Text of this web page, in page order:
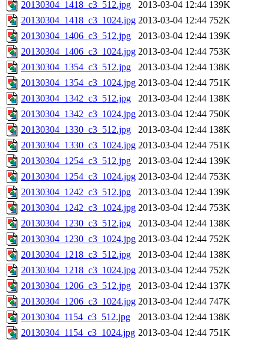
20130304_1418_c3_512.jpg
2013-03-04 12:44 139K
20130304_1418_c3_1024.jpg 2013-03-04 12:44 752K
20130304_1406_c3_512.jpg
2013-03-04 12:44 139K
20130304_1406_c3_1024.jpg 2013-03-04 12:44 753K
20130304_1354_c3_512.jpg
2013-03-04 12:44 138K
20130304_1354_c3_1024.jpg 2013-03-04 12:44 751K
20130304_1342_c3_512.jpg
2013-03-04 12:44 138K
20130304_1342_c3_1024.jpg 2013-03-04 12:44 750K
20130304_1330_c3_512.jpg
2013-03-04 12:44 138K
20130304_1330_c3_1024.jpg 2013-03-04 12:44 751K
20130304_1254_c3_512.jpg
2013-03-04 12:44 139K
20130304_1254_c3_1024.jpg 2013-03-04 12:44 753K
20130304_1242_c3_512.jpg
2013-03-04 12:44 139K
20130304_1242_c3_1024.jpg 2013-03-04 12:44 753K
20130304_1230_c3_512.jpg
2013-03-04 12:44 138K
20130304_1230_c3_1024.jpg 2013-03-04 12:44 752K
20130304_1218_c3_512.jpg
2013-03-04 12:44 138K
20130304_1218_c3_1024.jpg 2013-03-04 12:44 752K
20130304_1206_c3_512.jpg
2013-03-04 12:44 137K
20130304_1206_c3_1024.jpg 2013-03-04 12:44 747K
20130304_1154_c3_512.jpg
2013-03-04 12:44 138K
20130304_1154_c3_1024.jpg 2013-03-04 12:44 751K